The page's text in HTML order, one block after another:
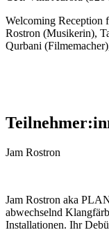
Welcoming Reception
Rostron (Musikerin),
Qurbani
Jam Rostron
Jam Rostron aka
abwechselnd
Installationen. Ihr